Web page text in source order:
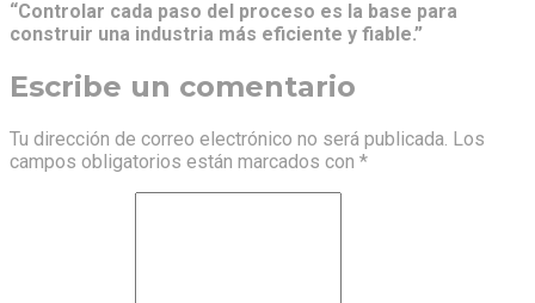
“Controlar cada paso del proceso es la base para
construir una industria más eficiente y fiable.”
Escribe un comentario
Tu dirección de correo electrónico no será publicada. Los
campos obligatorios están marcados con *